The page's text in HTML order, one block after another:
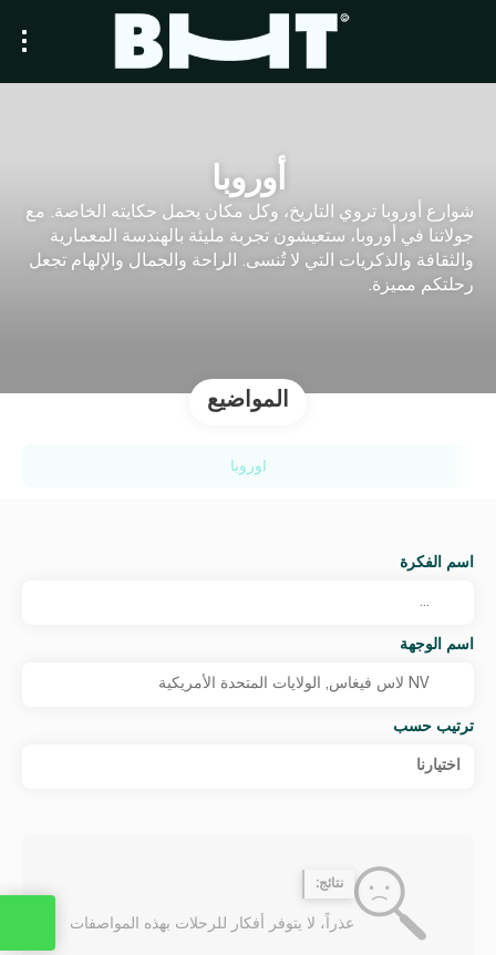
أوروبا
شوارع أوروبا تروي التاريخ، وكل مكان يحمل حكايته الخاصة. مع
جولاتنا في أوروبا، ستعيشون تجربة مليئة بالهندسة المعمارية
والثقافة والذكريات التي لا تُنسى. الراحة والجمال والإلهام تجعل
رحلتكم مميزة.
المواضيع
أوروبا
اسم الفكرة
اسم الوجهة
ترتيب حسب
اختيارنا
نتائج:
عذراً، لا يتوفر أفكار للرحلات بهذه المواصفات